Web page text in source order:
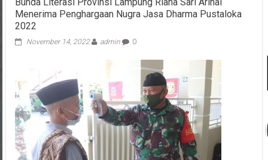
Menerima Penghargaan Nugra Jasa Dharma Pustaloka
2022
November 14, 2022 admin 0